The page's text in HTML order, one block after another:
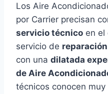
Los Aire
por Carrier precisan
servicio técnico en el
servicio de
con una dilatada
de Aire
técnicos conocen